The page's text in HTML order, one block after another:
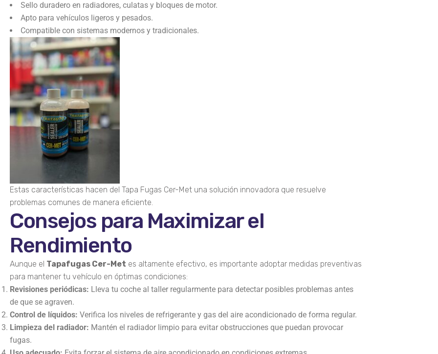
Sello duradero en radiadores, culatas y bloques de motor.
Apto para vehículos ligeros y pesados.
Compatible con sistemas modernos y tradicionales.
Estas características hacen del Tapa Fugas Cer-Met una solución innovadora que resuelve
problemas comunes de manera eficiente.
Consejos para Maximizar el
Rendimiento
Aunque el Tapafugas Cer-Met es altamente efectivo, es importante adoptar medidas preventivas
para mantener tu vehículo en óptimas condiciones:
Revisiones periódicas: Lleva tu coche al taller regularmente para detectar posibles problemas antes
de que se agraven.
Control de líquidos: Verifica los niveles de refrigerante y gas del aire acondicionado de forma regular.
Limpieza del radiador: Mantén el radiador limpio para evitar obstrucciones que puedan provocar
fugas.